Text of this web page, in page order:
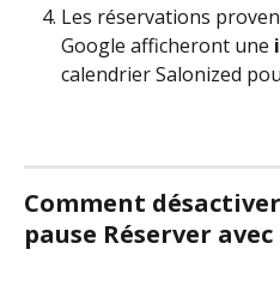
Les réservations
Google afficheront une
calendrier Salonized
Comment
pause Réserver avec